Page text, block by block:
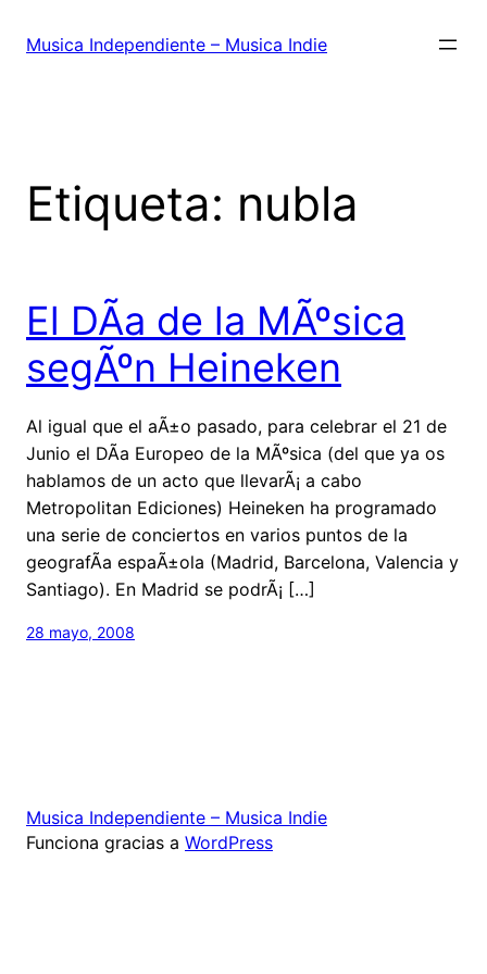
Musica Independiente – Musica Indie
Etiqueta: nubla
El DÃ­a de la MÃºsica
segÃºn Heineken
Al igual que el aÃ±o pasado, para celebrar el 21 de
Junio el DÃ­a Europeo de la MÃºsica (del que ya os
hablamos de un acto que llevarÃ¡ a cabo
Metropolitan Ediciones) Heineken ha programado
una serie de conciertos en varios puntos de la
geografÃ­a espaÃ±ola (Madrid, Barcelona, Valencia y
Santiago). En Madrid se podrÃ¡ […]
28 mayo, 2008
Musica Independiente – Musica Indie
Funciona gracias a WordPress